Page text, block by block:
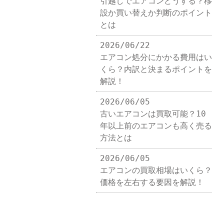
設か買い替えか判断のポイント
とは
2026/06/22
エアコン処分にかかる費用はい
くら？内訳と決まるポイントを
解説！
2026/06/05
古いエアコンは買取可能？10
年以上前のエアコンも高く売る
方法とは
2026/06/05
エアコンの買取相場はいくら？
価格を左右する要因を解説！